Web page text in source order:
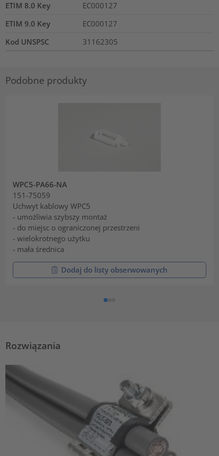
ETIM 8.0 Key
EC000127
ETIM 9.0 Key
EC000127
Kod UNSPSC
31162305
Podobne produkty
WPC5-PA66-NA
151-75059
Uchwyt kablowy WPC5
- umożliwia szybszy montaż
- do miejsc o ograniczonej przestrzeni
- wielokrotnego użytku
- mała średnica
Dodaj do listy obserwowanych
Rozwiązania